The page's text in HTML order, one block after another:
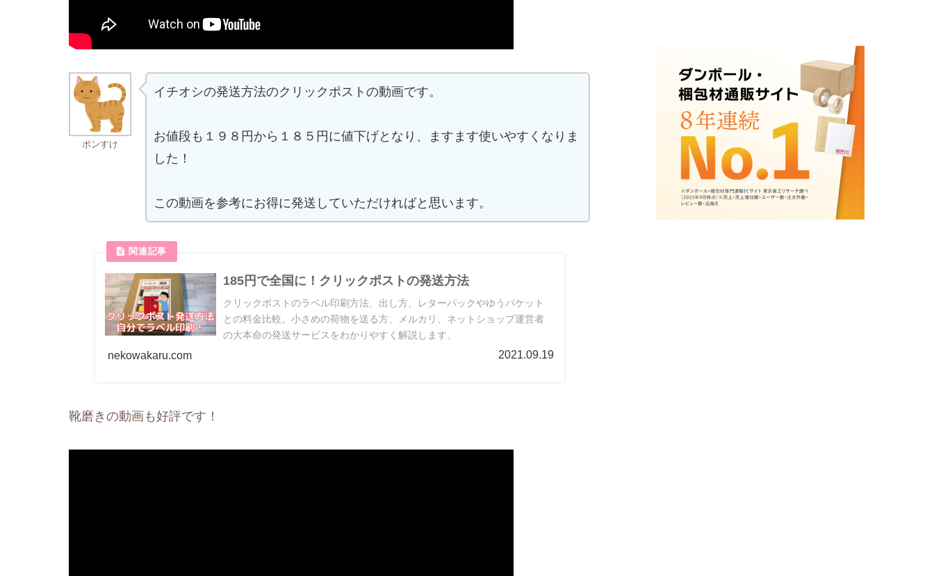
ポンすけ
イチオシの発送方法のクリックポストの動画です。
お値段も１９８円から１８５円に値下げとなり、ますます使いやすくなりま
した！
この動画を参考にお得に発送していただければと思います。
185円で全国に！クリックポストの発送方法
クリックポストのラベル印刷方法、出し方、レターパックやゆうパケット
との料金比較。小さめの荷物を送る方、メルカリ、ネットショップ運営者
の大本命の発送サービスをわかりやすく解説します。
nekowakaru.com 2021.09.19
靴磨きの動画も好評です！